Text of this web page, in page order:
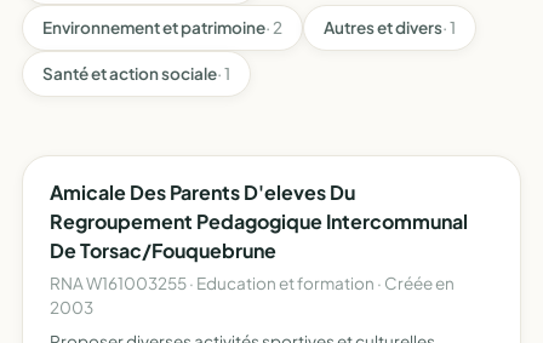
Environnement et patrimoine· 2 Autres et divers· 1
Santé et action sociale· 1
Amicale Des Parents D'eleves Du
Regroupement Pedagogique Intercommunal
De Torsac/Fouquebrune
RNA W161003255 · Education et formation · Créée en
2003